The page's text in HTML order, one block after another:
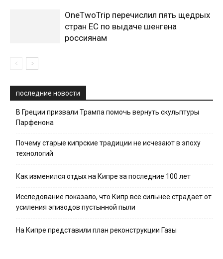
OneTwoTrip перечислил пять щедрых
стран ЕС по выдаче шенгена
россиянам
последние новости
В Греции призвали Трампа помочь вернуть скульптуры
Парфенона
Почему старые кипрские традиции не исчезают в эпоху
технологий
Как изменился отдых на Кипре за последние 100 лет
Исследование показало, что Кипр всё сильнее страдает от
усиления эпизодов пустынной пыли
На Кипре представили план реконструкции Газы